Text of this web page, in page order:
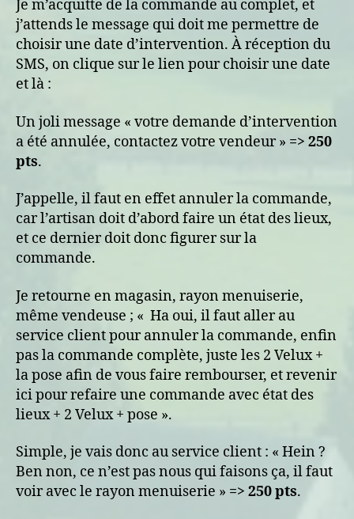
Je m’acquitte de la commande au complet, et
j’attends le message qui doit me permettre de
choisir une date d’intervention. À réception du
SMS, on clique sur le lien pour choisir une date
et là :
Un joli message « votre demande d’intervention
a été annulée, contactez votre vendeur » => 250
pts.
J’appelle, il faut en effet annuler la commande,
car l’artisan doit d’abord faire un état des lieux,
et ce dernier doit donc figurer sur la
commande.
Je retourne en magasin, rayon menuiserie,
même vendeuse ; « Ha oui, il faut aller au
service client pour annuler la commande, enfin
pas la commande complète, juste les 2 Velux +
la pose afin de vous faire rembourser, et revenir
ici pour refaire une commande avec état des
lieux + 2 Velux + pose ».
Simple, je vais donc au service client : « Hein ?
Ben non, ce n’est pas nous qui faisons ça, il faut
voir avec le rayon menuiserie » => 250 pts.